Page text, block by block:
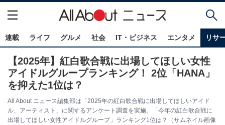
連載 ライフ グルメ 社会 IT・ビジネス エンタメ リサ
【2025年】紅白歌合戦に出場してほしい女性
アイドルグループランキング！ 2位「HANA」
を抑えた1位は？
All About ニュース編集部は「2025年の紅白歌合戦に出場してほしいアイド
ル、アーティスト」に関するアンケート調査を実施。「今年の紅白歌合戦に
出場してほしい女性アイドルグループ」ランキング1位は？（サムネイル画像